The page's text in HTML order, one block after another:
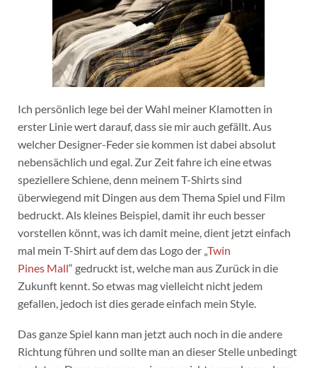
Ich persönlich lege bei der Wahl meiner Klamotten in
erster Linie wert darauf, dass sie mir auch gefällt. Aus
welcher Designer-Feder sie kommen ist dabei absolut
nebensächlich und egal. Zur Zeit fahre ich eine etwas
speziellere Schiene, denn meinem T-Shirts sind
überwiegend mit Dingen aus dem Thema Spiel und Film
bedruckt. Als kleines Beispiel, damit ihr euch besser
vorstellen könnt, was ich damit meine, dient jetzt einfach
mal mein T-Shirt auf dem das Logo der „ Twin
Pines Mall“ gedruckt ist, welche man aus Zurück in die
Zukunft kennt. So etwas mag vielleicht nicht jedem
gefallen, jedoch ist dies gerade einfach mein Style.
Das ganze Spiel kann man jetzt auch noch in die andere
Richtung führen und sollte man an dieser Stelle unbedingt